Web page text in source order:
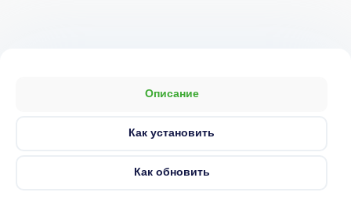
Описание
Как установить
Как обновить